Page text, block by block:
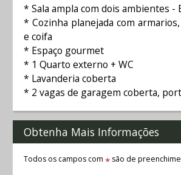
* Sala ampla com dois ambientes -
* Cozinha planejada com
e coifa
* Espaço gourmet
* 1 Quarto externo + WC
* Lavanderia coberta
* 2 vagas de garagem coberta,
Obtenha Mais Informações
Todos os campos com *são de